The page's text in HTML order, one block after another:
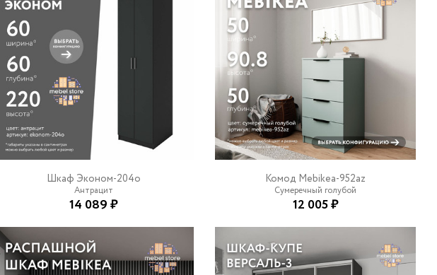
Шкаф Эконом-204o
Антрацит
14 089 ₽
Комод Mebikea-952az
Сумеречный голубой
12 005 ₽